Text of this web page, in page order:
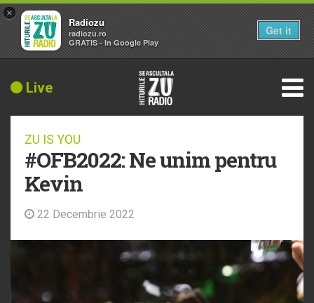
Live
ZU IS YOU
#OFB2022: Ne unim pentru
Kevin
22 Decembrie 2022
×
Radiozu
radiozu.ro
GRATIS - In Google Play
Get it